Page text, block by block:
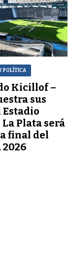
POLÍTICA
Kicillof –
sus
Plata será
final del
2026